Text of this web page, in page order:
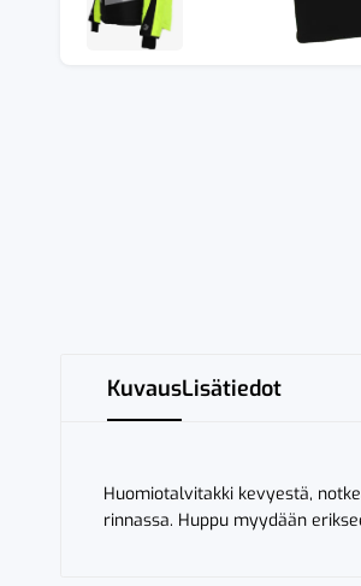
KuvausLisätiedot
Huomiotalvitakki kevyestä,
rinnassa. Huppu myydään